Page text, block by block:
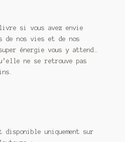
si vous avez envie
de nos vies et de nos
énergie vous y attend…
ne se retrouve pas
est disponible uniquement sur